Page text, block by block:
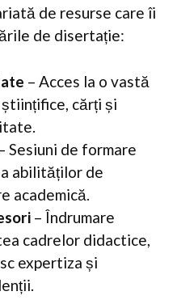
de resurse care îi
de disertație:
– Acces la o vastă
cărți și
Sesiuni de formare
abilităților de
academică.
– Îndrumare
cadrelor didactice,
expertiza și